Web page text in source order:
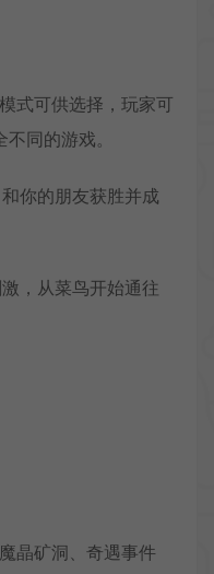
式可供选择，玩家可
同的游戏。
你的朋友获胜并成
，从菜鸟开始通往
晶矿洞、奇遇事件